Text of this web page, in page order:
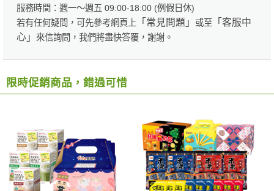
服務時間：週一～週五 09:00-18:00 (例假日休)
若有任何疑問，可先參考網頁上 「常見問題」 或至「客服中
心」
來信詢問，我們將盡快答覆，謝謝。
限時促銷商品，錯過可惜